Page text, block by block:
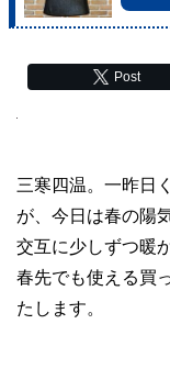
Post
三寒四温。一昨日
が、今日は春の陽
交互に少しずつ暖
春先でも使える買
たします。